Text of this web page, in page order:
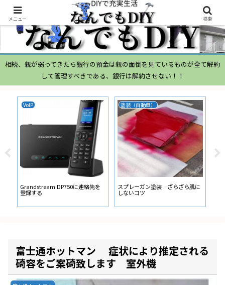
相続、親が弱ってきたら銀行の預金は親の面倒を見ているものが全て解約
して管理すべきである、銀行は解約させない！！
VoIP
Grandstream DP750に連絡先を
登録する
塗装（自動車）
スプレーガン塗装 ざらざら肌に
しないコツ
ム
富士通ホットマン 症状により推定される
碕容をご案碕致します 室外機
メニュー 検索